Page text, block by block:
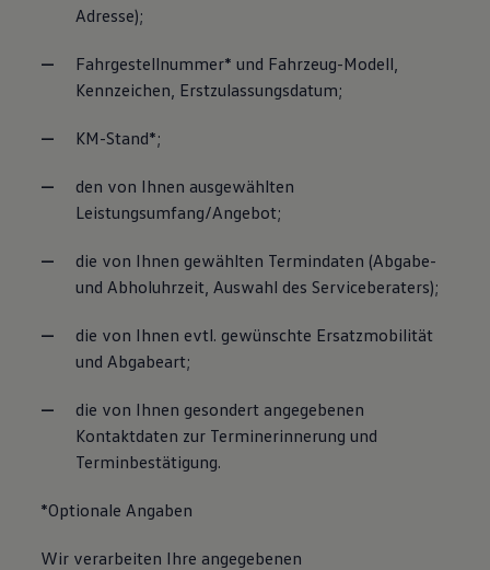
Adresse);
Fahrgestellnummer* und Fahrzeug-Modell,
Kennzeichen, Erstzulassungsdatum;
KM-Stand*;
den von Ihnen ausgewählten
Leistungsumfang/Angebot;
die von Ihnen gewählten Termindaten (Abgabe-
und Abholuhrzeit, Auswahl des Serviceberaters);
die von Ihnen evtl. gewünschte Ersatzmobilität
und Abgabeart;
die von Ihnen gesondert angegebenen
Kontaktdaten zur Terminerinnerung und
Terminbestätigung.
*Optionale Angaben
Wir verarbeiten Ihre angegebenen